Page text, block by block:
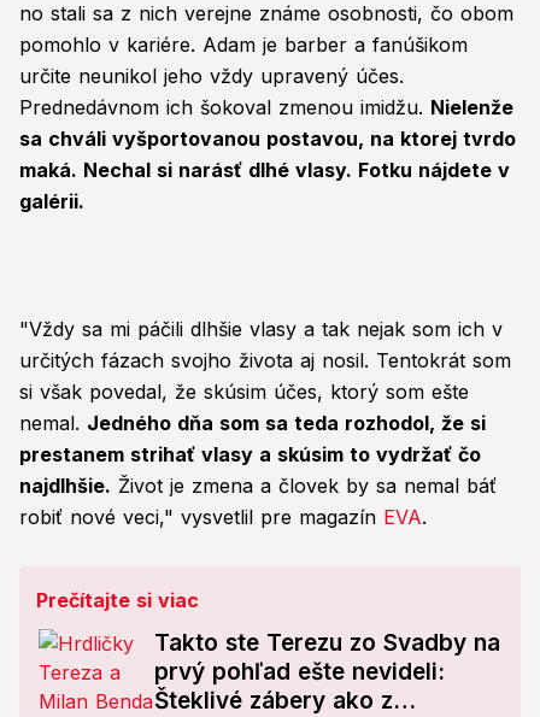
no stali sa z nich verejne známe osobnosti, čo obom
pomohlo v kariére. Adam je barber a fanúšikom
určite neunikol jeho vždy upravený účes.
Prednedávnom ich šokoval zmenou imidžu. Nielenže
sa chváli vyšportovanou postavou, na ktorej tvrdo
maká. Nechal si narásť dlhé vlasy. Fotku nájdete v
galérii.
"Vždy sa mi páčili dlhšie vlasy a tak nejak som ich v
určitých fázach svojho života aj nosil. Tentokrát som
si však povedal, že skúsim účes, ktorý som ešte
nemal. Jedného dňa som sa teda rozhodol, že si
prestanem strihať vlasy a skúsim to vydržať čo
najdlhšie. Život je zmena a človek by sa nemal báť
robiť nové veci," vysvetlil pre magazín EVA.
Prečítajte si viac
Takto ste Terezu zo Svadby na
prvý pohľad ešte nevideli:
Šteklivé zábery ako z